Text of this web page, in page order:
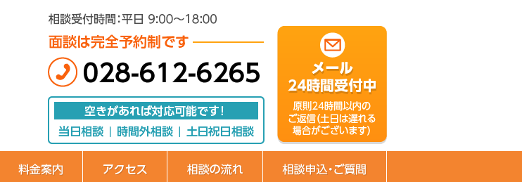
宇都宮駅 徒歩12分（たいらや城東店・ヨークベニマル簗瀬店徒歩2分）駐車場完備